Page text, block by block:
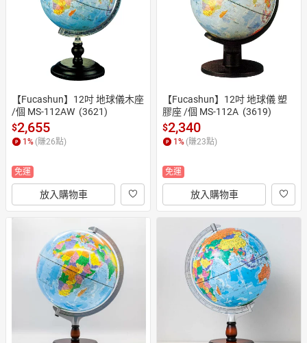
【Fucashun】12吋 地球儀木座
/個 MS-112AW  (3621)
$2,655
1 % (賺26點)
免運
放入購物車
【Fucashun】12吋 地球儀 塑
膠座 /個 MS-112A  (3619)
$2,340
1 % (賺23點)
免運
放入購物車